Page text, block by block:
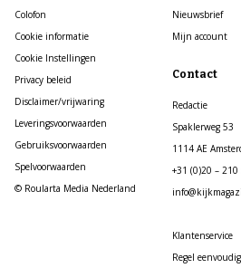
Colofon
Cookie informatie
Cookie Instellingen
Privacy beleid
Disclaimer/vrijwaring
Leveringsvoorwaarden
Gebruiksvoorwaarden
Spelvoorwaarden
© Roularta Media Nederland
Nieuwsbrief
Mijn account
Contact
Redactie
Spaklerweg 53
1114 AE
+31 (0)20 – 210
Klantenservice
Regel